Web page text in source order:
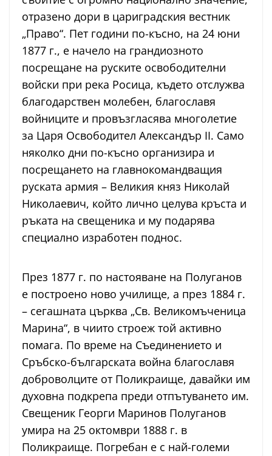
отразено дори в цариградския вестник
„Право“. Пет години по-късно, на 24 юни
1877 г., е начело на грандиозното
посрещане на руските освободителни
войски при река Росица, където отслужва
благодарствен молебен, благославя
войниците и провъзгласява многолетие
за Царя Освободител Александър II. Само
няколко дни по-късно организира и
посрещането на главнокомандващия
руската армия – Великия княз Николай
Николаевич, който лично целува кръста и
ръката на свещеника и му подарява
специално изработен поднос.
През 1877 г. по настояване на Полуганов
е построено ново училище, а през 1884 г.
– сегашната църква „Св. Великомъченица
Марина“, в чиито строеж той активно
помага. По време на Съединението и
Сръбско-българската война благославя
доброволците от Поликраище, давайки им
духовна подкрепа преди отпътуването им.
Свещеник Георги Маринов Полуганов
умира на 25 октомври 1888 г. в
Поликраище. Погребан е с най-големи